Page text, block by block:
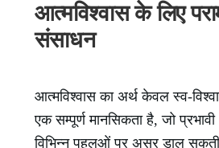
आत्मविश्वास के लिए
संसाधन
आत्मविश्वास का अर्थ केवल स्व-
एक सम्पूर्ण मानसिकता है, जो
विभिन्न पहलुओं पर असर डाल